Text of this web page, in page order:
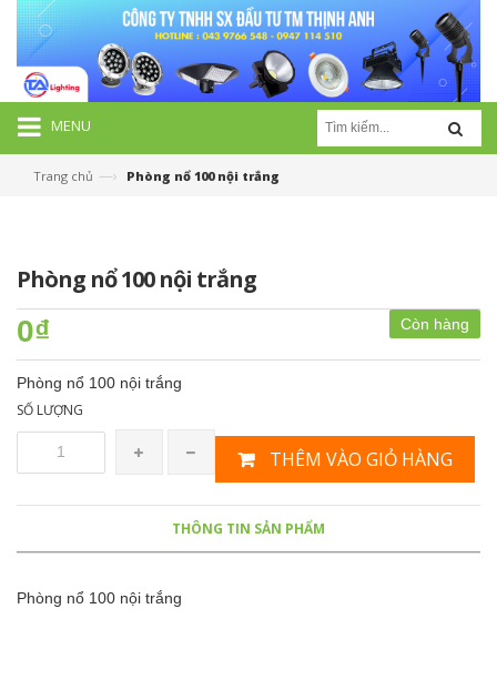
MENU
Trang chủ —› Phòng nổ 100 nội trắng
Phòng nổ 100 nội trắng
Còn hàng
0₫
Phòng nổ 100 nội trắng
SỐ LƯỢNG
THÊM VÀO GIỎ HÀNG
THÔNG TIN SẢN PHẨM
Phòng nổ 100 nội trắng